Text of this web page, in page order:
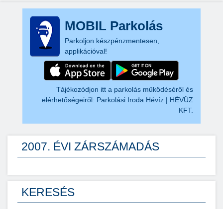
MOBIL Parkolás
Parkoljon készpénzmentesen,
applikációval!
Tájékozódjon itt a parkolás működéséről és
elérhetőségeiről: Parkolási Iroda Hévíz | HÉVÜZ
KFT.
2007. ÉVI ZÁRSZÁMADÁS
KERESÉS